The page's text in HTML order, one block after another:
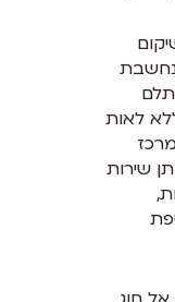
לאות
שירות
חוג